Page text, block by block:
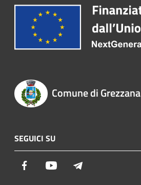
Comune di Grezzana
SEGUICI SU
Facebook Youtube